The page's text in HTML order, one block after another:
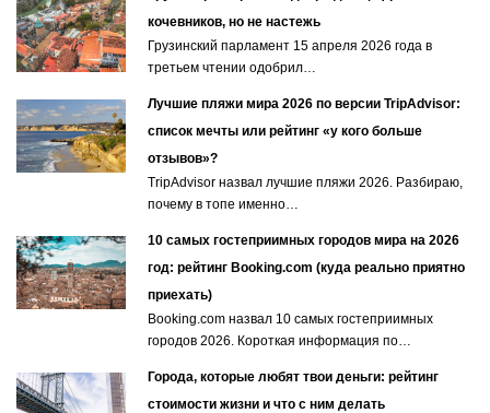
кочевников, но не настежь
Грузинский парламент 15 апреля 2026 года в
третьем чтении одобрил…
Лучшие пляжи мира 2026 по версии TripAdvisor:
список мечты или рейтинг «у кого больше
отзывов»?
TripAdvisor назвал лучшие пляжи 2026. Разбираю,
почему в топе именно…
10 самых гостеприимных городов мира на 2026
год: рейтинг Booking.com (куда реально приятно
приехать)
Booking.com назвал 10 самых гостеприимных
городов 2026. Короткая информация по…
Города, которые любят твои деньги: рейтинг
стоимости жизни и что с ним делать